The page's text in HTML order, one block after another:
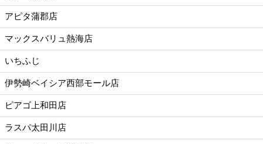
アピタ蒲郡店
マックスバリュ熱海店
いちふじ
伊勢崎ベイシア西部モール店
ピアゴ上和田店
ラスパ太田川店